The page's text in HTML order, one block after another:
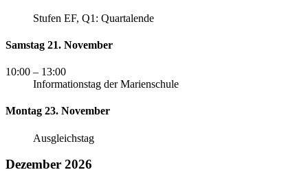
Stufen EF, Q1: Quartalende
Samstag 21. November
10:00 – 13:00
Informationstag der Marienschule
Montag 23. November
Ausgleichstag
Dezember 2026